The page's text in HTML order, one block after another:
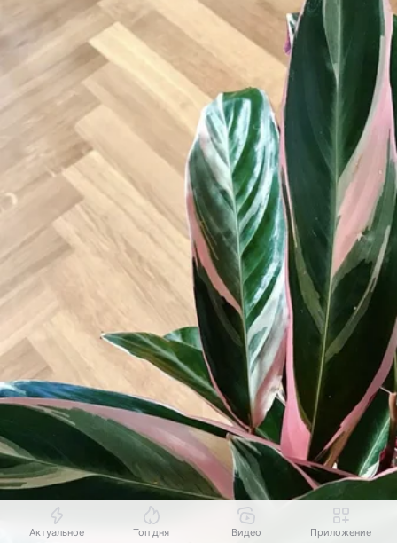
Актуальное Топ дня Видео Приложение